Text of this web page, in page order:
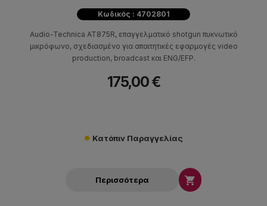
Κωδικός : 4702801
Audio-Technica AT875R, επαγγελματικό shotgun πυκνωτικό
μικρόφωνο, σχεδιασμένο για απαιτητικές εφαρμογές video
production, broadcast και ENG/EFP.
175,00 €
Κατόπιν Παραγγελίας
Περισσότερα 